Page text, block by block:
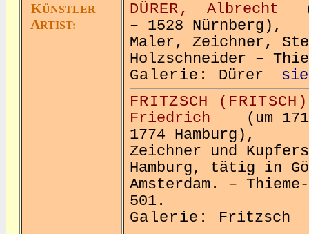
KÜNSTLER
ARTIST:
DÜRER, Albrecht
– 1528 Nürnberg),
Maler, Zeichner,
Holzschneider –
Galerie: Dürer
FRITZSCH
Friedrich
(um
1774 Hamburg),
Zeichner und
Hamburg, tätig in
Amsterdam. –
501.
Galerie: Fritzsch